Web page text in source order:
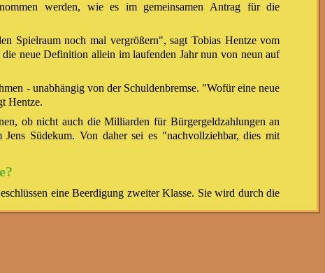
werden, wie es im gemeinsamen Antrag für die
Spielraum noch mal vergrößern", sagt Tobias Hentze vom
neue Definition allein im laufenden Jahr nun von neun auf
- unabhängig von der Schuldenbremse. "Wofür eine neue
Hentze.
ob nicht auch die Milliarden für Bürgergeldzahlungen an
Südekum. Von daher sei es "nachvollziehbar, dies mit
eine Beerdigung zweiter Klasse. Sie wird durch die